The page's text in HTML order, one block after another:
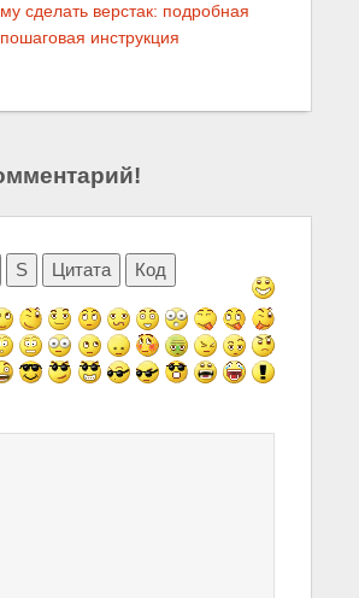
сделать верстак: подробная
пошаговая инструкция
S Цитата Код